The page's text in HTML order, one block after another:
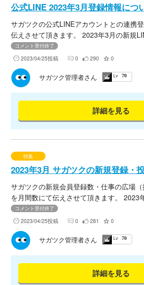
公式LINE 2023年3月登録情報につ
サガツクの公式LINEアカウントとの連携
伝えさせて頂きます。 2023年3月の新規
ログにてまとめましたので、下記URLより
せ。
コメント受付終了
2023/04/25投稿 0 290 0
詳細を見る
サガツク管理者さん Lv 70
特集
2023年3月 サガツクの新規登録・
サガツクの新規会員登録数・仕事の広場
を月間数にて伝えさせて頂きます。 2023
数をブログにてまとめましたので、下記
いませ。
コメント受付終了
2023/04/25投稿 0 281 0
詳細を見る
サガツク管理者さん Lv 70